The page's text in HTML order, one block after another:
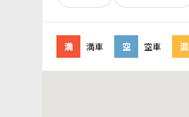
満 満車 空 空車 混